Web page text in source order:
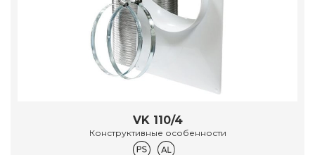
VK 110/4
Конструктивные особенности